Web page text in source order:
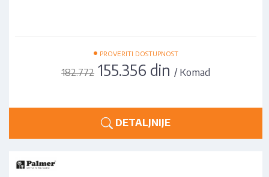
• PROVERITI DOSTUPNOST
182.772 155.356 din / Komad
DETALJNIJE